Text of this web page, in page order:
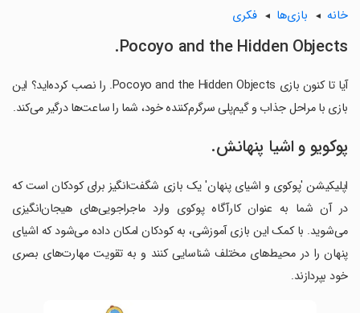
خانه بازی‌ها فکری
Pocoyo and the Hidden Objects.
آیا تا کنون بازی Pocoyo and the Hidden Objects. را نصب کرده‌اید؟ این
بازی با مراحل جذاب و گیم‌پلی سرگرم‌کننده خود، شما را ساعت‌ها درگیر می‌کند.
پوکویو و اشیا پنهانش.
اپلیکیشن 'پوکوی و اشیای پنهان' یک بازی شگفت‌انگیز برای کودکان است که
در آن شما به عنوان کارآگاه پوکوی وارد ماجراجویی‌های هیجان‌انگیزی
می‌شوید. با کمک این بازی آموزشی، به کودکان امکان داده می‌شود که اشیای
پنهان را در محیط‌های مختلف شناسایی کنند و به تقویت مهارت‌های بصری
خود بپردازند.